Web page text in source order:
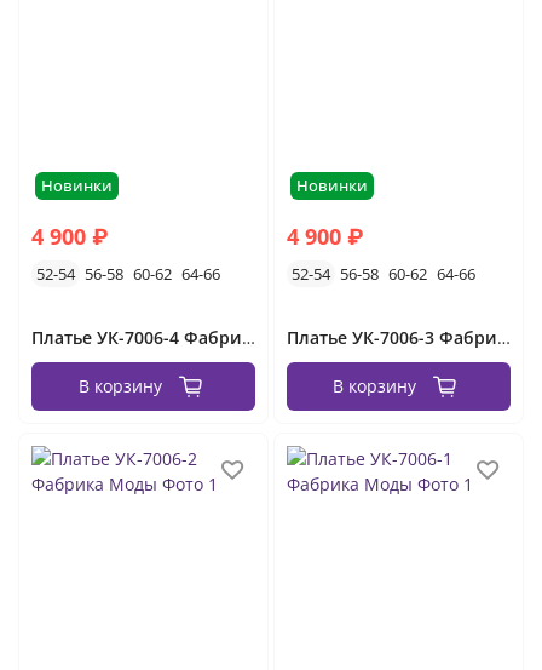
Новинки
4 900 ₽
52-54 56-58 60-62 64-66
Платье УК-7006-4 Фабрика Моды
В корзину
Новинки
4 900 ₽
52-54 56-58 60-62 64-66
Платье УК-7006-3 Фабрика Моды
В корзину